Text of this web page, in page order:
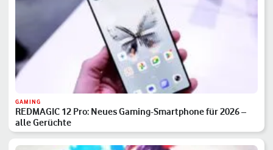
GAMING
REDMAGIC 12 Pro: Neues Gaming-Smartphone für 2026 –
alle Gerüchte